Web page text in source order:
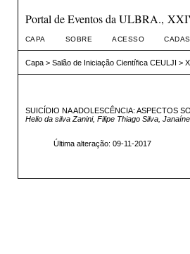
Portal de Eventos da ULBRA.,
CAPA SOBRE ACESSO
Capa> Salão de Iniciação Científica CEULJI >
SUICÍDIO NA ADOLESCÊNCIA: ASPECTOS
Helio da silva Zanini, Filipe Thiago Silva,
Última alteração: 09-11-2017